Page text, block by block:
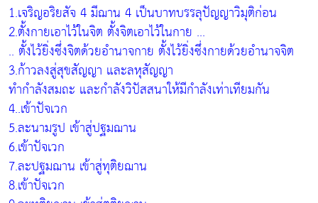
1.เจริญอริยสัจ 4 มีฌาน 4 เป็นบาทบรรลุปัญญาวิมุติก่อน
2.ตั้งกายเอาไว้ในจิต ตั้งจิตเอาไว้ในกาย ...
.. ตั้งไว้ยิ่งซึ่งจิตด้วยอำนาจกาย ตั้งไว้ยิ่งซึ่งกายด้วยอำนาจจิต
3.ก้าวลงสู่สุขสัญญา และลหุสัญญา
ทำกำลังสมถะ และกำลังวิปัสสนาให้มีกำลังเท่าเทียมกัน
4..เข้าปัจเวก
5.ละนามรูป เข้าสู่ปฐมฌาน
6.เข้าปัจเวก
7.ละปฐมฌาน เข้าสู่ทุติยฌาน
8.เข้าปัจเวก